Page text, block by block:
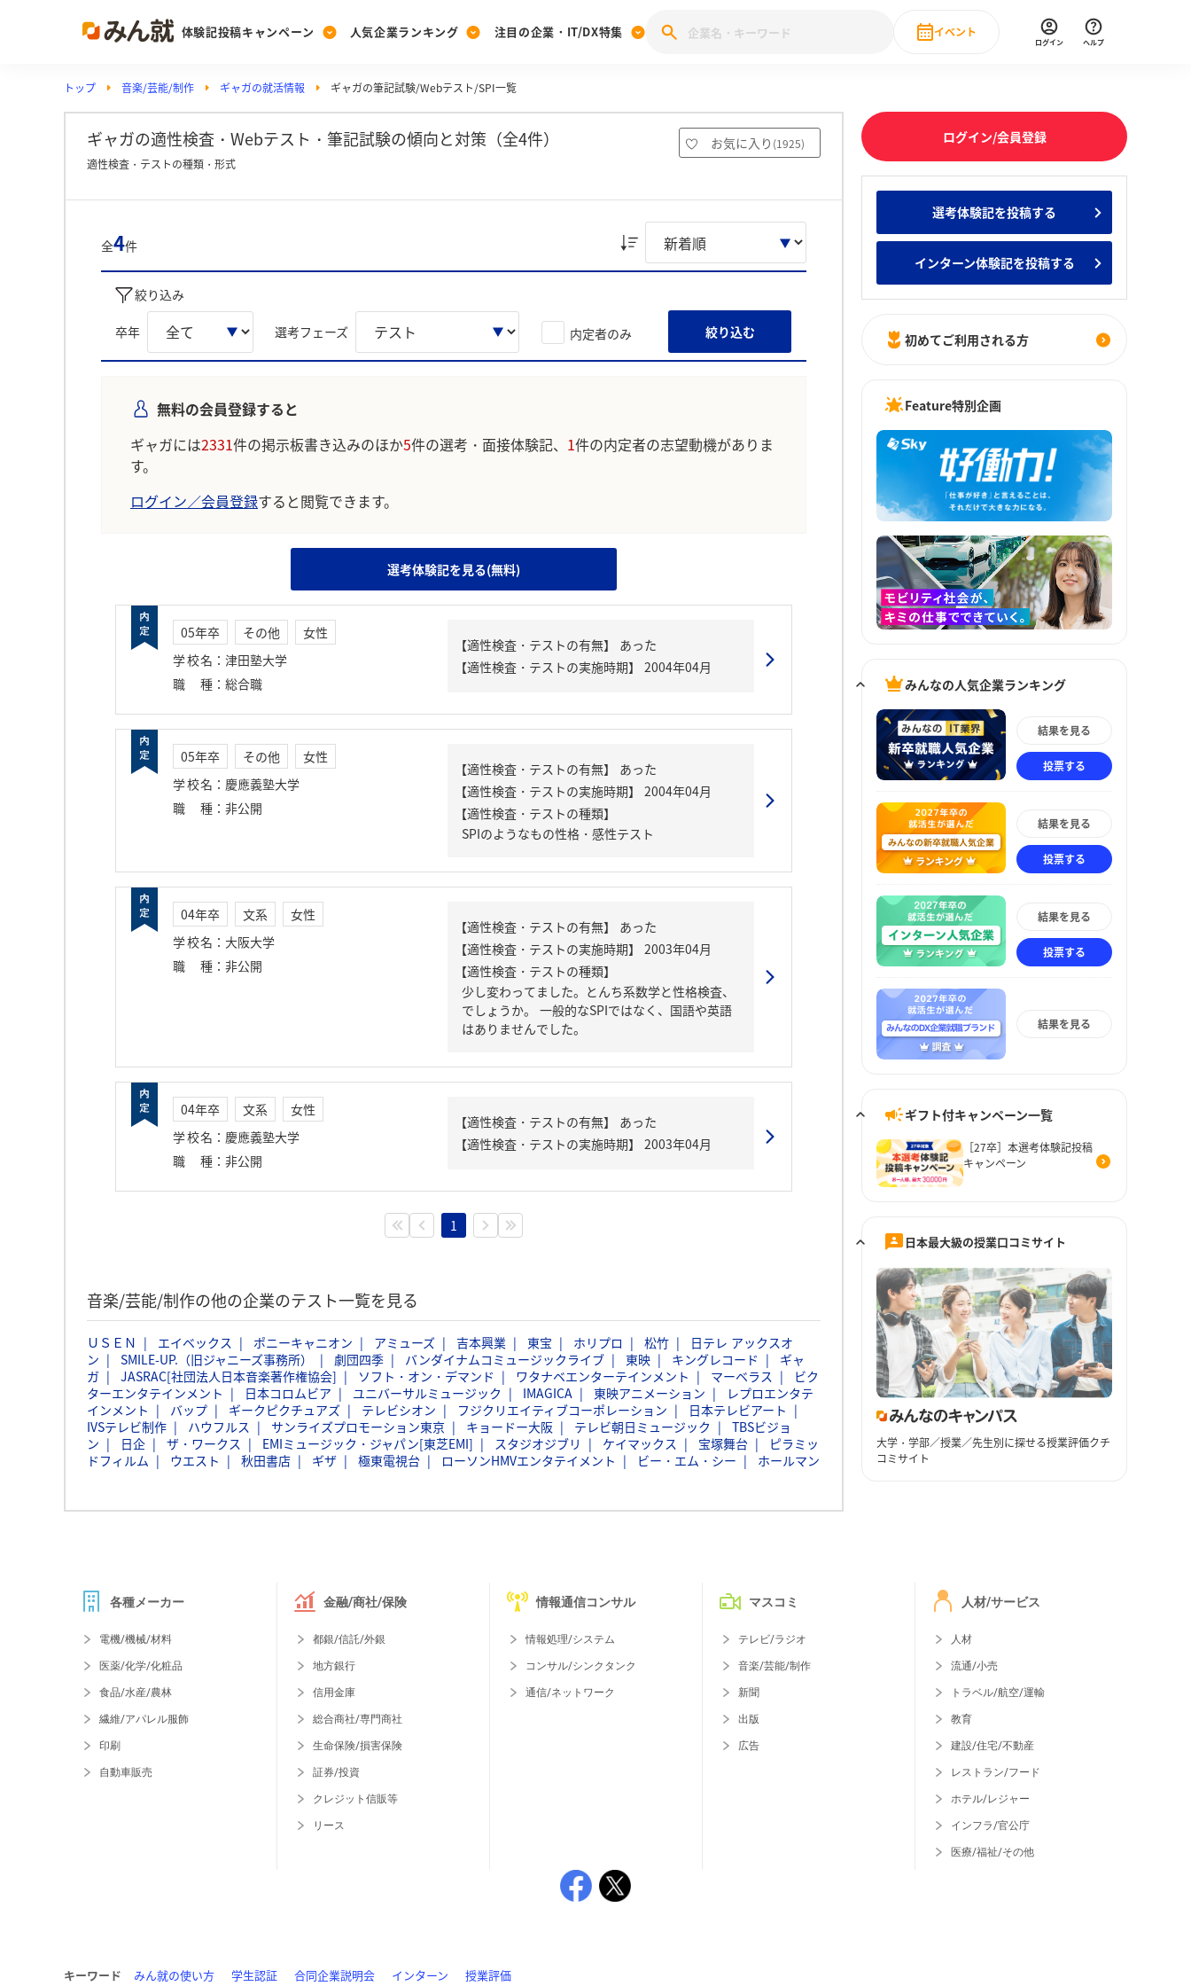
体験記投稿キャンペーン
Post
投稿する
[27卒] 本選考体験記投稿キャンペーン
人気企業ランキング
Ranking
ランキングを見る
みんなのDX企業就職ブランド調査
Vote みんなの新卒就職人気企業ランキング みんなのインターン人気企業ランキ
注目の企業・IT/DX特集
PickUp
注目の企業特集
28卒 IT・DX現場社員インタビュー
イベント
直近のイベント一覧
ログイン ヘルプ
トップ 音楽/芸能/制作 ギャガの就活情報 ギャガの筆記試験/Webテスト/SPI一覧
ギャガの適性検査・Webテスト・筆記試験の傾向と対策（全4件） お気に入り (1925)
適性検査・テストの種類・形式
全4件
絞り込み
卒年 選考フェーズ 内定者のみ 絞り込む
無料の会員登録すると
ギャガには2331件の掲示板書き込みのほか5件の選考・面接体験記、 1件の内定者の志望動機がありま
す。
ログイン／会員登録すると閲覧できます。
選考体験記を見る(無料)
05年卒 その他
女性
学校名 ： 津田塾大学
職種 ： 総合職
05年卒 その他
女性
学校名 ： 慶應義塾大学
職種 ： 非公開
【適性検査・テストの種類】
SPIのようなもの性格・感性テスト
04年卒 文系
女性
学校名 ： 大阪大学
職種 ： 非公開
【適性検査・テストの種類】
少し変わってました。とんち系数学と性格検査、
でしょうか。 一般的なSPIではなく、国語や英語
はありませんでした。
04年卒 文系
女性
学校名 ： 慶應義塾大学
職種 ： 非公開
1
音楽/芸能/制作の他の企業のテスト一覧を見る
ＵＳＥＮ エイベックス ポニーキャニオン アミューズ 吉本興業 東宝 ホリプロ 松竹
日テレ アックスオ
ン
SMILE-UP.（旧ジャニーズ事務所） 劇団四季 バンダイナムコミュージックライブ 東映 キングレコード
ギャ
ガ
JASRAC[社団法人日本音楽著作権協会] ソフト・オン・デマンド ワタナベエンターテインメント マーベラス
ビク
ターエンタテインメント
日本コロムビア ユニバーサルミュージック IMAGICA 東映アニメーション
レプロエンタテ
インメント
バップ ギークピクチュアズ テレビシオン フジクリエイティブコーポレーション
日本テレビアート
IVSテレビ制作
ハウフルス サンライズプロモーション東京 キョードー大阪 テレビ朝日ミュージック
TBSビジョ
ン
日企 ザ・ワークス EMIミュージック・ジャパン[東芝EMI] スタジオジブリ ケイマックス 宝塚舞台
ピラミッ
ドフィルム
ウエスト 秋田書店 ギザ 極東電視台 ローソンHMVエンタテイメント ビー・エム・シー ホールマン
ログイン/会員登録
選考体験記を投稿する
インターン体験記を投稿する
初めてご利用される方
Feature特別企画
みんなの人気企業ランキング
結果を見る
投票する
結果を見る
投票する
結果を見る
投票する
結果を見る
ギフト付キャンペーン一覧
［27卒］本選考体験記投稿
キャンペーン
日本最大級の授業口コミサイト
大学・学部／授業／先生別に探せる授業評価クチ
コミサイト
各種メーカー
電機/機械/材料
医薬/化学/化粧品
食品/水産/農林
繊維/アパレル服飾
印刷
自動車販売
金融/商社/保険
都銀/信託/外銀
地方銀行
信用金庫
総合商社/専門商社
生命保険/損害保険
証券/投資
クレジット信販等
リース
情報通信コンサル
情報処理/システム
コンサル/シンクタンク
通信/ネットワーク
マスコミ
テレビ/ラジオ
音楽/芸能/制作
新聞
出版
広告
人材/サービス
人材
流通/小売
トラベル/航空/運輸
教育
建設/住宅/不動産
レストラン/フード
ホテル/レジャー
インフラ/官公庁
医療/福祉/その他
キーワード みん就の使い方 学生認証 合同企業説明会 インターン 授業評価